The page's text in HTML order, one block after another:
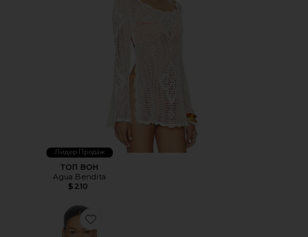
Лидер Продаж
ТОП BOH
Agua Bendita
$210
Favorite ТОП БИКИНИ ТРЕУГОЛЬНИКАМИ LISA